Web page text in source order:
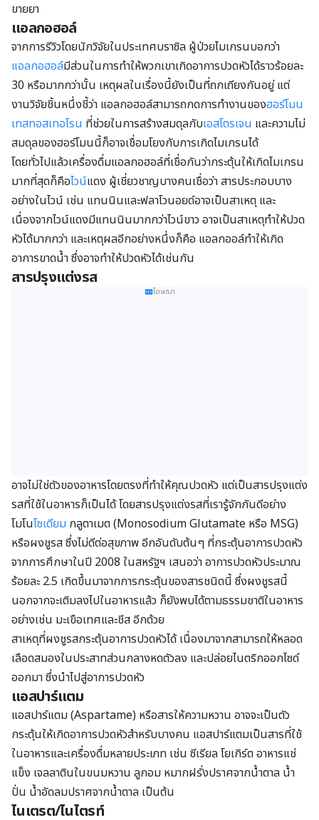
ขายยา
แอลกอฮอล์
จากการรีวิวโดยนักวิจัยในประเทศบราซิล ผู้ป่วยไมเกรนบอกว่า
แอลกอฮอล์มีส่วนในการทำให้พวกเขาเกิดอาการปวดหัวได้ราวร้อยละ
30 หรือมากกว่านั้น เหตุผลในเรื่องนี้ยังเป็นที่ถกเถียงกันอยู่ แต่
งานวิจัยชิ้นหนึ่งชี้ว่า แอลกอฮอล์สามารถกดการทำงานของฮอร์โมน
เทสทอสเทอโรน ที่ช่วยในการสร้างสมดุลกับเอสโตรเจน และความไม่
สมดุลของฮอร์โมนนี้ก็อาจเชื่อมโยงกับการเกิดไมเกรนได้
โดยทั่วไปแล้วเครื่องดื่มแอลกอฮอล์ที่เชื่อกันว่ากระตุ้นให้เกิดไมเกรน
มากที่สุดก็คือไวน์แดง ผู้เชี่ยวชาญบางคนเชื่อว่า สารประกอบบาง
อย่างในไวน์ เช่น แทนนินและฟลาโวนอยด์อาจเป็นสาเหตุ และ
เนื่องจากไวน์แดงมีแทนนินมากกว่าไวน์ขาว อาจเป็นสาเหตุทำให้ปวด
หัวได้มากกว่า และเหตุผลอีกอย่างหนึ่งก็คือ แอลกออล์ทำให้เกิด
อาการขาดน้ำ ซึ่งอาจทำให้ปวดหัวได้เช่นกัน
สารปรุงแต่งรส
โฆษณา
อาจไม่ใช่ตัวของอาหารโดยตรงที่ทำให้คุณปวดหัว แต่เป็นสารปรุงแต่ง
รสที่ใช้ในอาหารก็เป็นได้ โดยสารปรุงแต่งรสที่เรารู้จักกันดีอย่าง
โมโนโซเดียม กลูตาเมต (Monosodium Glutamate หรือ MSG)
หรือผงชูรส ซึ่งไม่ดีต่อสุขภาพ อีกอันดับต้นๆ ที่กระตุ้นอาการปวดหัว
จากการศึกษาในปี 2008 ในสหรัฐฯ เสนอว่า อาการปวดหัวประมาณ
ร้อยละ 2.5 เกิดขึ้นมาจากการกระตุ้นของสารชนิดนี้ ซึ่งผงชูรสนี้
นอกจากจะเติมลงไปในอาหารแล้ว ก็ยังพบได้ตามธรรมชาติในอาหาร
อย่างเช่น มะเขือเทศและชีส อีกด้วย
สาเหตุที่ผงชูรสกระตุ้นอาการปวดหัวได้ เนื่องมาจากสามารถให้หลอด
เลือดสมองในประสาทส่วนกลางหดตัวลง และปล่อยไนตริกออกไซด์
ออกมา ซึ่งนำไปสู่อาการปวดหัว
แอสปาร์แตม
แอสปาร์แตม (Aspartame) หรือสารให้ความหวาน อาจจะเป็นตัว
กระตุ้นให้เกิดอาการปวดหัวสำหรับบางคน แอสปาร์แตมเป็นสารที่ใช้
ในอาหารและเครื่องดื่มหลายประเภท เช่น ซีเรียล โยเกิร์ต อาหารแช่
แข็ง เจลลาตินในขนมหวาน ลูกอม หมากฝรั่งปราศจากน้ำตาล น้ำ
ปั่น น้ำอัดลมปราศจากน้ำตาล เป็นต้น
ไนเตรต/ไนไตรท์